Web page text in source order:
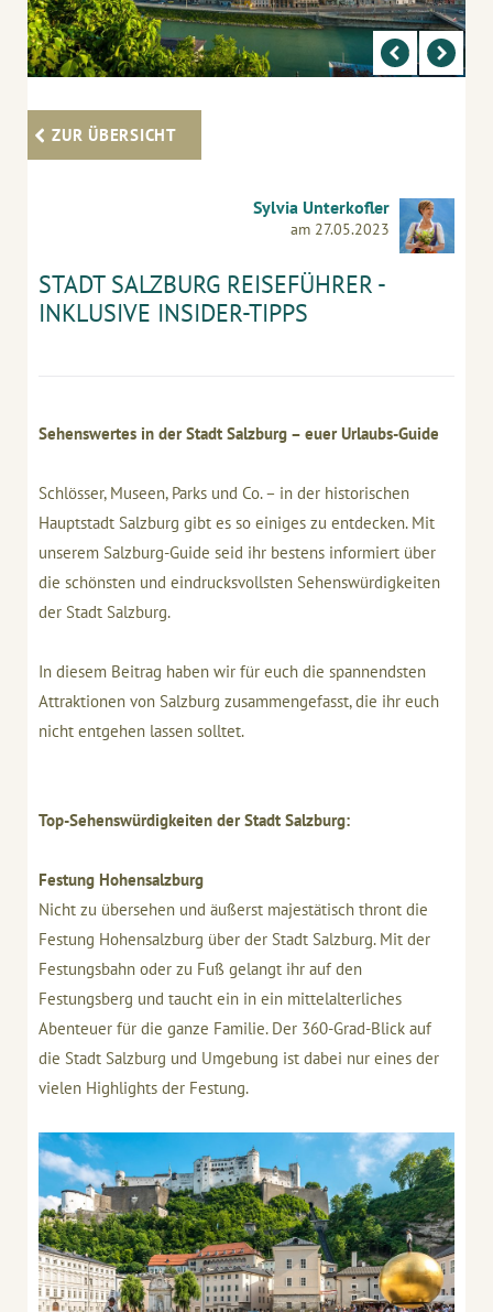
ZUR ÜBERSICHT
Sylvia Unterkofler
am 27.05.2023
STADT SALZBURG REISEFÜHRER -
INKLUSIVE INSIDER-TIPPS
Sehenswertes in der Stadt Salzburg – euer Urlaubs-Guide
Schlösser, Museen, Parks und Co. – in der historischen
Hauptstadt Salzburg gibt es so einiges zu entdecken. Mit
unserem Salzburg-Guide seid ihr bestens informiert über
die schönsten und eindrucksvollsten Sehenswürdigkeiten
der Stadt Salzburg.
In diesem Beitrag haben wir für euch die spannendsten
Attraktionen von Salzburg zusammengefasst, die ihr euch
nicht entgehen lassen solltet.
Top-Sehenswürdigkeiten der Stadt Salzburg:
Festung Hohensalzburg
Nicht zu übersehen und äußerst majestätisch thront die
Festung Hohensalzburg über der Stadt Salzburg. Mit der
Festungsbahn oder zu Fuß gelangt ihr auf den
Festungsberg und taucht ein in ein mittelalterliches
Abenteuer für die ganze Familie. Der 360-Grad-Blick auf
die Stadt Salzburg und Umgebung ist dabei nur eines der
vielen Highlights der Festung.